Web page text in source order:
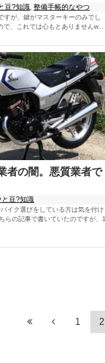
豆?知識,整備手帳的なやつ
が、鍵がマスターキーのみでし
、これでは心もとありませんw...
者の闇。悪質業者で
と豆?知識
イク選びをしている方は気を付け
らの記事で書いていたのですが、1
1 2